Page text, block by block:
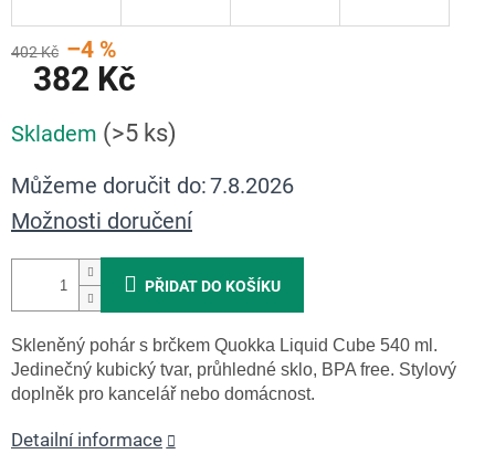
402 Kč –4 %
382 Kč
cena:
Skladem (>5 ks)
Můžeme doručit do:7.8.2026
Možnosti doručení
PŘIDAT DO KOŠÍKU
Skleněný pohár s brčkem Quokka Liquid Cube 540 ml.
Jedinečný kubický tvar, průhledné sklo, BPA free. Stylový
doplněk pro kancelář nebo domácnost.
Detailní informace